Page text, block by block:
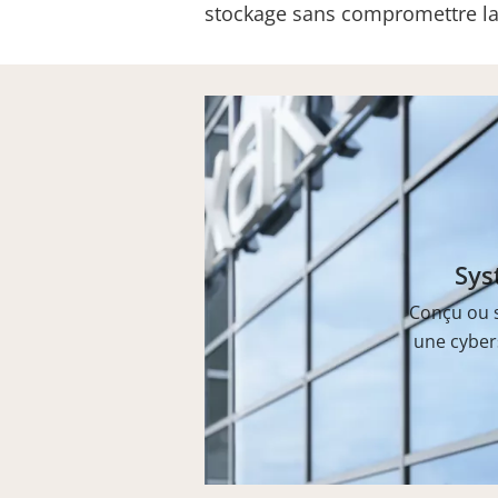
stockage sans compromettre
Conçu ou
une